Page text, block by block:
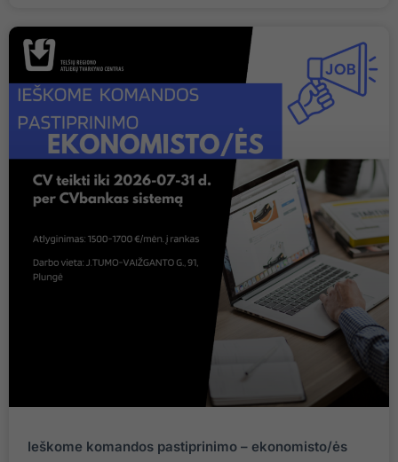
Ieškome komandos pastiprinimo – ekonomisto/ės